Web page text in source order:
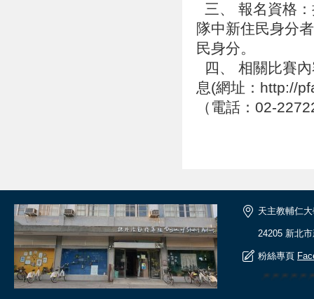
三、 報名資格
隊中新住民身分
民身分。
四、 相關比賽
息(網址：http://
（電話：02-
天主教輔仁
24205 新北
粉絲專頁